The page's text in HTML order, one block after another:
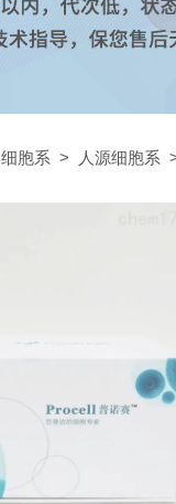
细胞系 > 人源细胞系